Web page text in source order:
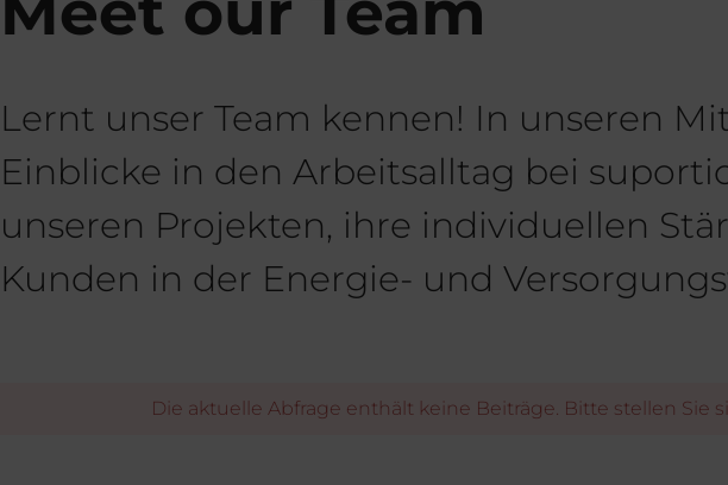
Lernt unser Team kennen! In unseren
Einblicke in den Arbeitsalltag bei
unseren Projekten, ihre individuellen
Kunden in der Energie- und
Die aktuelle Abfrage enthält keine Beiträge. Bitte stellen